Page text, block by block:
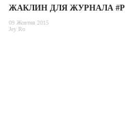
ЖАКЛИН ДЛЯ ЖУРНАЛА
09 Жовтня 2015
Jey Ro